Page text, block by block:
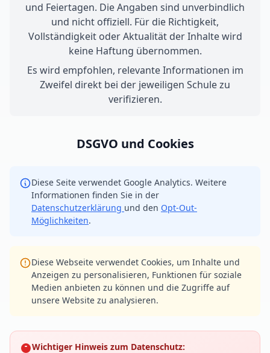
und Feiertagen. Die Angaben sind unverbindlich
und nicht offiziell. Für die Richtigkeit,
Vollständigkeit oder Aktualität der Inhalte wird
keine Haftung übernommen.
Es wird empfohlen, relevante Informationen im
Zweifel direkt bei der jeweiligen Schule zu
verifizieren.
DSGVO und Cookies
Diese Seite verwendet Google Analytics. Weitere
Informationen finden Sie in der
Datenschutzerklärung und den Opt-Out-
Möglichkeiten.
Diese Webseite verwendet Cookies, um Inhalte und
Anzeigen zu personalisieren, Funktionen für soziale
Medien anbieten zu können und die Zugriffe auf
unsere Website zu analysieren.
Wichtiger Hinweis zum Datenschutz: